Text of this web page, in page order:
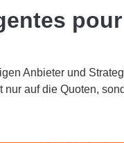
Anbieter und
auf die Quoten,